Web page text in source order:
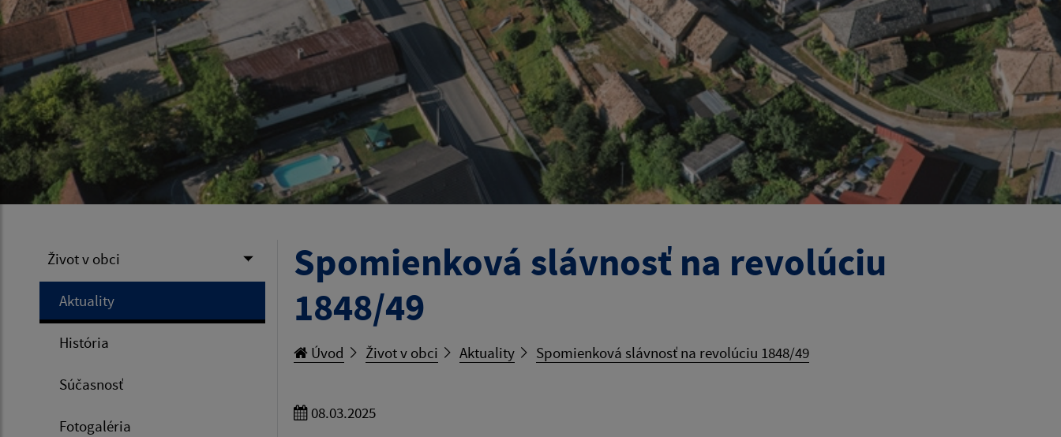
Život v obci
Aktuality
História
Súčasnosť
Fotogaléria
Spomienková slávnosť na revolúciu
1848/49
Úvod Život v obci Aktuality Spomienková slávnosť na revolúciu 1848/49
08.03.2025